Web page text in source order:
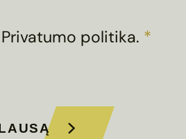
Privatumo politika. *